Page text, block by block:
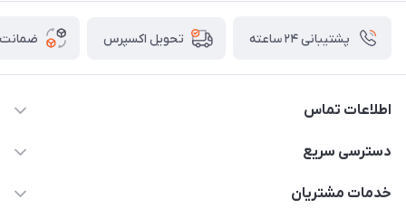
پشتیبانی ۲۴ ساعته تحویل اکسپرس ضمانت
اطلاعات تماس
02177111474
دسترسی سریع
حساب کاربری
خدمات مشتریان